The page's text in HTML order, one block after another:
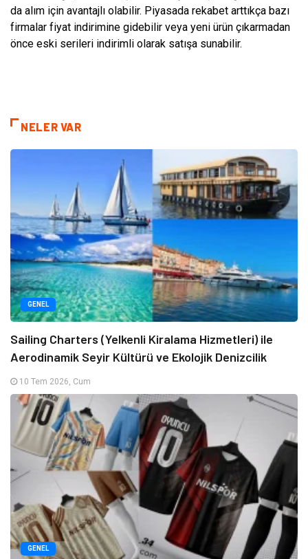
da alım için avantajlı olabilir. Piyasada rekabet arttıkça bazı
firmalar fiyat indirimine gidebilir veya yeni ürün çıkarmadan
önce eski serileri indirimli olarak satışa sunabilir.
NELER VAR
GENEL
Sailing Charters (Yelkenli Kiralama Hizmetleri) ile
Aerodinamik Seyir Kültürü ve Ekolojik Denizcilik
10 Tem 2026, Cum
GENEL